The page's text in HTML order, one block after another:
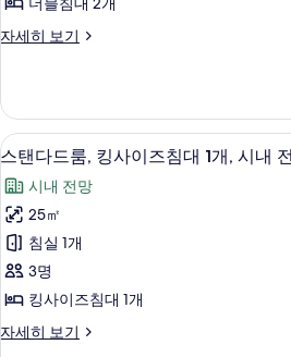
침
2
개,
시
내
전
망
사
진
모
자세히 보기
스
룸,
더
블
대
2
개,
시
내
전
망
자
스
탠
다
드
룸,
킹
이
객실
11
스탠다드룸, 킹사이즈침대 1개, 시내
시내 전망
25㎡
침실 1개
3명
킹사이즈침대 1개
자세히 보기
스